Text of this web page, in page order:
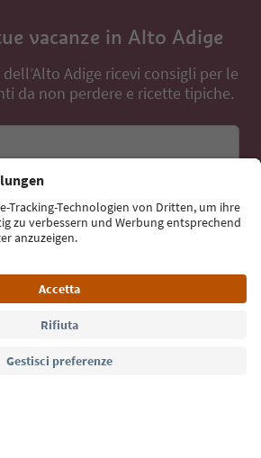
vacanze in Alto Adige
Adige ricevi consigli per le
da non perdere e ricette tipiche.
Iscriviti alla newsletter